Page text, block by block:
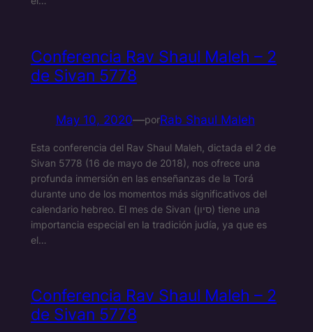
Conferencia Rav Shaul Maleh – 2
de Sivan 5778
May 10, 2020—porRab Shaul Maleh
Esta conferencia del Rav Shaul Maleh, dictada el 2 de
Sivan 5778 (16 de mayo de 2018), nos ofrece una
profunda inmersión en las enseñanzas de la Torá
durante uno de los momentos más significativos del
calendario hebreo. El mes de Sivan (סיון) tiene una
importancia especial en la tradición judía, ya que es
el…
Conferencia Rav Shaul Maleh – 2
de Sivan 5778